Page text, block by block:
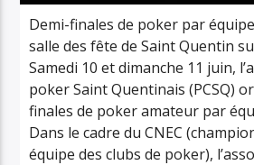
Demi-finales de poker par équipe
salle des fête de Saint Quentin
Samedi 10 et dimanche 11 juin,
poker Saint Quentinais (PCSQ)
finales de poker amateur par
Dans le cadre du CNEC
équipe des clubs de poker),